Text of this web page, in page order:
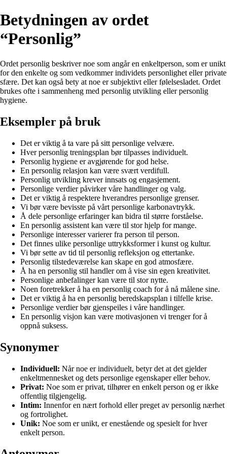
Betydningen av ordet
“Personlig”
Ordet personlig beskriver noe som angår en enkeltperson, som er unikt
for den enkelte og som vedkommer individets personlighet eller private
sfære. Det kan også bety at noe er subjektivt eller følelsesladet. Ordet
brukes ofte i sammenheng med personlig utvikling eller personlig
hygiene.
Eksempler på bruk
Det er viktig å ta vare på sitt personlige velvære.
Hver personlig treningsplan bør tilpasses individuelt.
Personlig hygiene er avgjørende for god helse.
En personlig relasjon kan være svært verdifull.
Personlig utvikling krever innsats og engasjement.
Personlige verdier påvirker våre handlinger og valg.
Det er viktig å respektere hverandres personlige grenser.
Vi bør være bevisste på vårt personlige karbonavtrykk.
Å dele personlige erfaringer kan bidra til større forståelse.
En personlig assistent kan være til stor hjelp for mange.
Personlige interesser varierer fra person til person.
Det finnes ulike personlige uttrykksformer i kunst og kultur.
Vi bør sette av tid til personlig refleksjon og ettertanke.
Personlig tilstedeværelse kan skape en god atmosfære.
Å ha en personlig stil handler om å vise sin egen kreativitet.
Personlige anbefalinger kan være til stor nytte.
Noen foretrekker å ha en personlig coach for å nå målene sine.
Det er viktig å ha en personlig beredskapsplan i tilfelle krise.
Personlige verdier bør gjenspeiles i våre handlinger.
En personlig visjon kan være motivasjonen vi trenger for å
oppnå suksess.
Synonymer
Individuell: Når noe er individuelt, betyr det at det gjelder
enkeltmennesket og dets personlige egenskaper eller behov.
Privat: Noe som er privat, tilhører en enkelt person og er ikke
offentlig tilgjengelig.
Intim: Innenfor en nært forhold eller preget av personlig nærhet
og fortrolighet.
Unik: Noe som er unikt, er enestående og spesielt for hver
enkelt person.